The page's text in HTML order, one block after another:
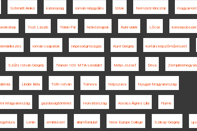
Schmidt Anikó katonaság román népgyűlés tótok Nemzeti Kincstár magyar-
workshop Tost László Teleki Pál hétköznapok Ruhr-vidék Lőcse koncepciós per
román csapatok népességmozgás Kunt Gergely kortárs képzőművészet
Szűts István Gergely Trianon 100 MTA-Lendület Mélyi József Déva Zempléni-
Linder Béla Tóth István Tornova Népszava Nyugat-Magyarország
Magyarország gazdaságtörténet Horvátország Kovács Ágnes Lilla Fiume
Lenin emlékezet államfordulat New Europe College Szilvay Gergely